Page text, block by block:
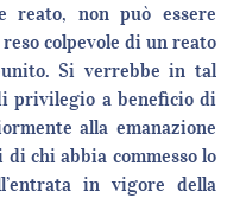
reato, non può essere
colpevole di un reato
Si verrebbe in tal
privilegio a benefìcio di
alla emanazione
chi abbia commesso lo
in vigore della